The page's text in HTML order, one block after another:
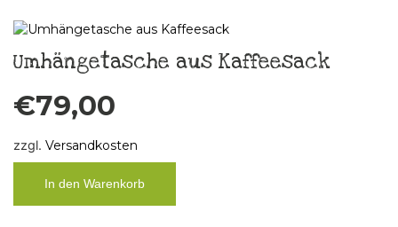
Umhängetasche aus Kaffeesack
€79,00
zzgl. Versandkosten
In den Warenkorb